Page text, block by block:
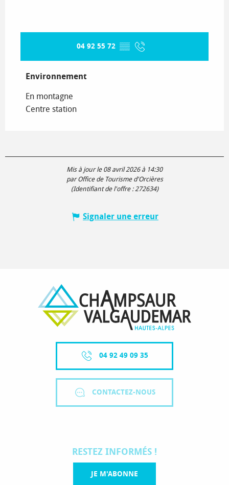
04 92 55 72 ▒▒
Environnement
Environnement
En montagne
Centre station
Mis à jour le 08 avril 2026 à 14:30
par Office de Tourisme d'Orcières
(Identifiant de l'offre : 272634)
Signaler une erreur
04 92 49 09 35
CONTACTEZ-NOUS
RESTEZ INFORMÉS !
JE M'ABONNE